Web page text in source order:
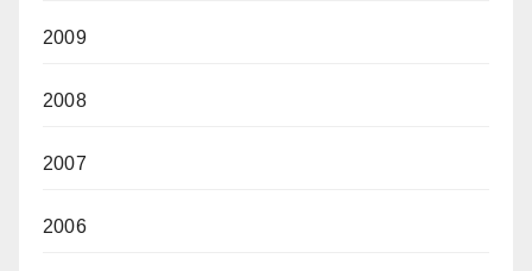
2009
2008
2007
2006